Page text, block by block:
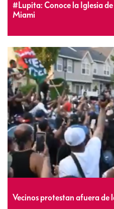
#Lupita: Conoce la Iglesia
Miami
Vecinos protestan afuera de